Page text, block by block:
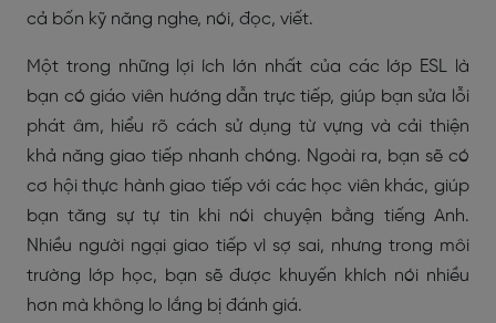
cả bốn kỹ năng nghe, nói, đọc, viết.
Một trong những lợi ích lớn nhất của các lớp ESL là
bạn có giáo viên hướng dẫn trực tiếp, giúp bạn sửa lỗi
phát âm, hiểu rõ cách sử dụng từ vựng và cải thiện
khả năng giao tiếp nhanh chóng. Ngoài ra, bạn sẽ có
cơ hội thực hành giao tiếp với các học viên khác, giúp
bạn tăng sự tự tin khi nói chuyện bằng tiếng Anh.
Nhiều người ngại giao tiếp vì sợ sai, nhưng trong môi
trường lớp học, bạn sẽ được khuyến khích nói nhiều
hơn mà không lo lắng bị đánh giá.